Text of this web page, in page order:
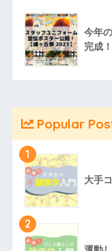
今年
完成
Popular
1
大手
2